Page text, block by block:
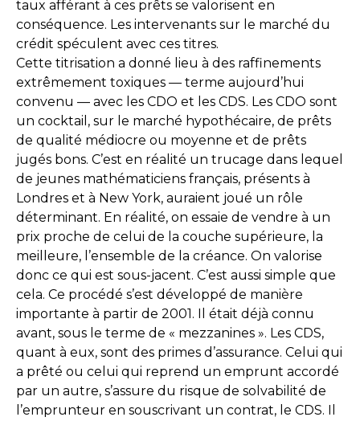
taux afférant à ces prêts se valorisent en
conséquence. Les intervenants sur le marché du
crédit spéculent avec ces titres.
Cette titrisation a donné lieu à des raffinements
extrêmement toxiques — terme aujourd’hui
convenu — avec les CDO et les CDS. Les CDO sont
un cocktail, sur le marché hypothécaire, de prêts
de qualité médiocre ou moyenne et de prêts
jugés bons. C’est en réalité un trucage dans lequel
de jeunes mathématiciens français, présents à
Londres et à New York, auraient joué un rôle
déterminant. En réalité, on essaie de vendre à un
prix proche de celui de la couche supérieure, la
meilleure, l’ensemble de la créance. On valorise
donc ce qui est sous-jacent. C’est aussi simple que
cela. Ce procédé s’est développé de manière
importante à partir de 2001. Il était déjà connu
avant, sous le terme de « mezzanines ». Les CDS,
quant à eux, sont des primes d’assurance. Celui qui
a prêté ou celui qui reprend un emprunt accordé
par un autre, s’assure du risque de solvabilité de
l’emprunteur en souscrivant un contrat, le CDS. Il